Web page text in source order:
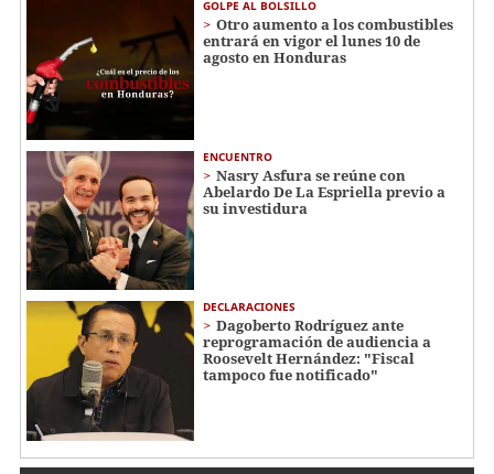
GOLPE AL BOLSILLO
Otro aumento a los combustibles
entrará en vigor el lunes 10 de
agosto en Honduras
ENCUENTRO
Nasry Asfura se reúne con
Abelardo De La Espriella previo a
su investidura
DECLARACIONES
Dagoberto Rodríguez ante
reprogramación de audiencia a
Roosevelt Hernández: "Fiscal
tampoco fue notificado"